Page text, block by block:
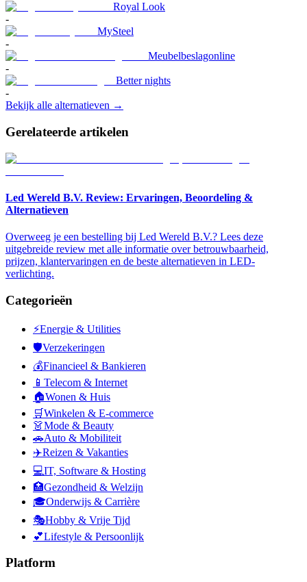
Royal Look
-
MySteel
-
Meubelbeslagonline
-
Better nights
-
Bekijk alle alternatieven →
Gerelateerde artikelen
Led Wereld B.V. Review: Ervaringen, Beoordeling &
Alternatieven
Overweeg je een bestelling bij Led Wereld B.V.? Lees deze
uitgebreide review met alle informatie over betrouwbaarheid,
prijzen, klantervaringen en de beste alternatieven in LED-
verlichting.
Categorieën
⚡Energie & Utilities
🛡️Verzekeringen
💰Financieel & Bankieren
📱 Telecom & Internet
🏠Wonen & Huis
🛒Winkelen & E-commerce
👗Mode & Beauty
🚗Auto & Mobiliteit
✈️Reizen & Vakanties
💻IT, Software & Hosting
🏥Gezondheid & Welzijn
🎓Onderwijs & Carrière
🎭Hobby & Vrije Tijd
💕Lifestyle & Persoonlijk
Platform